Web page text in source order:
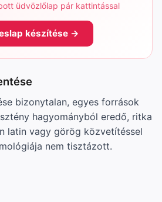
üdvözlőlap pár kattintással
készítése →
bizonytalan, egyes források
hagyományból eredő, ritka
latin vagy görög közvetítéssel
nem tisztázott.